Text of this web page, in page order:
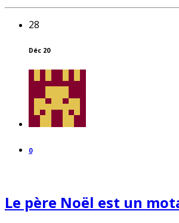
28
Déc 20
0
Le père Noël est un